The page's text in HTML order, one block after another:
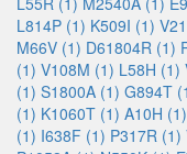
L814P (1) K509I (1)
M66V (1) D61804R (1)
(1) V108M (1) L58H (1)
(1) S1800A (1) G894T
(1) K1060T (1) A10H (1)
(1) I638F (1) P317R (1)